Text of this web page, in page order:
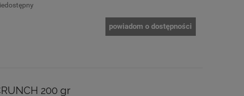
powiadom o dostępności
200 gr